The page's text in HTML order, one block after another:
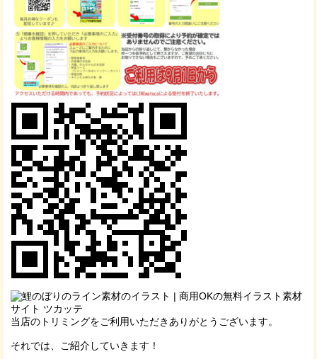
当店のトリミングをご利用いただきありがとうございます。
それでは、ご紹介していきます！